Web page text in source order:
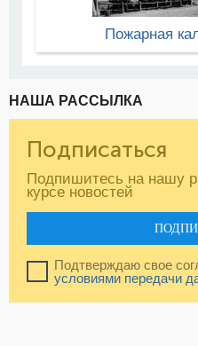
Пожарная
НАША РАССЫЛКА
Подписаться
Подпишитесь на нашу
курсе новостей
Подтверждаю свое
условиями передачи